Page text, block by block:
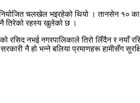
चलखेल भइरहेको थियो । तानसेन १०
नै तिरेको रहस्य खुलेको छ ।
रसिद नभई नगरपालिकाले तिरो लिँदैन र
नै हो भन्ने बलिया प्रमाणहरू हामीसँग